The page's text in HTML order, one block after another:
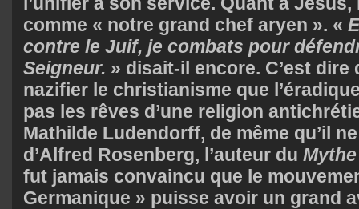
comme « notre grand chef aryen ». «
contre le Juif, je combats pour
Seigneur. » disait-il encore. C’est dire
nazifier le christianisme que
pas les rêves d’une religion
Mathilde Ludendorff, de même qu’il
d’Alfred Rosenberg, l’auteur du
fut jamais convaincu que le
Germanique » puisse avoir un grand